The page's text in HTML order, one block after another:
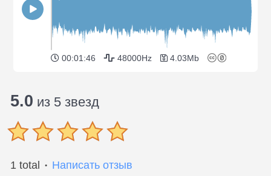
00:01:46 48000Hz 4.03Mb
5.0 из 5 звезд
1 total ● Написать отзыв